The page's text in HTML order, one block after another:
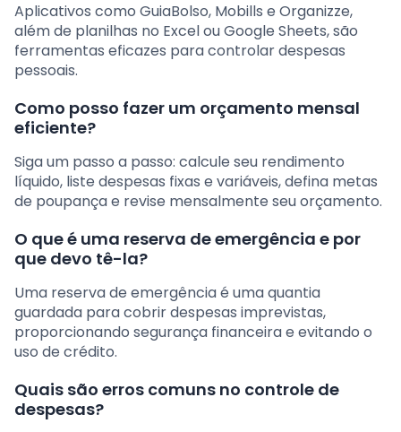
Aplicativos como GuiaBolso, Mobills e Organizze,
além de planilhas no Excel ou Google Sheets, são
ferramentas eficazes para controlar despesas
pessoais.
Como posso fazer um orçamento mensal
eficiente?
Siga um passo a passo: calcule seu rendimento
líquido, liste despesas fixas e variáveis, defina metas
de poupança e revise mensalmente seu orçamento.
O que é uma reserva de emergência e por
que devo tê-la?
Uma reserva de emergência é uma quantia
guardada para cobrir despesas imprevistas,
proporcionando segurança financeira e evitando o
uso de crédito.
Quais são erros comuns no controle de
despesas?